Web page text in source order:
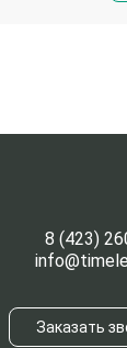
8 (423)
Заказать